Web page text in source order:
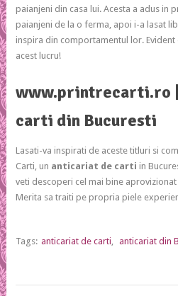
paianjeni din casa lui. Acesta a adus in
paianjeni de la o ferma, apoi i-a lasat
inspira din comportamentul lor.
acest lucru!
www.printrecarti.ro
carti din Bucuresti
Lasati-va inspirati de aceste titluri si
Carti, un anticariat de carti in
veti descoperi cel mai bine aprovizionat
Merita sa traiti pe propria piele
Tags: anticariat de carti, anticariat din